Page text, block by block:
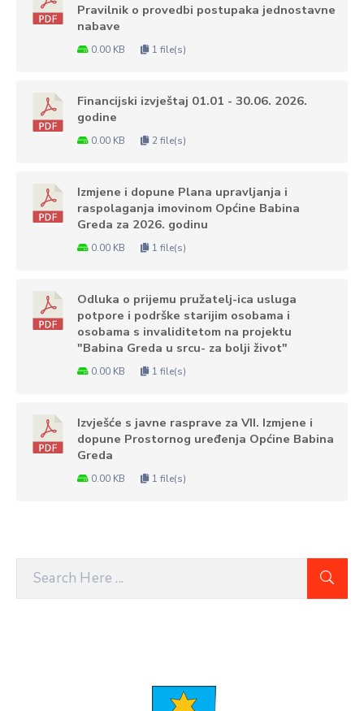
Pravilnik o provedbi postupaka jednostavne
nabave
0.00 KB 1 file(s)
Financijski izvještaj 01.01 - 30.06. 2026.
godine
0.00 KB 2 file(s)
Izmjene i dopune Plana upravljanja i
raspolaganja imovinom Općine Babina
Greda za 2026. godinu
0.00 KB 1 file(s)
Odluka o prijemu pružatelj-ica usluga
potpore i podrške starijim osobama i
osobama s invaliditetom na projektu
"Babina Greda u srcu- za bolji život"
0.00 KB 1 file(s)
Izvješće s javne rasprave za VII. Izmjene i
dopune Prostornog uređenja Općine Babina
Greda
0.00 KB 1 file(s)